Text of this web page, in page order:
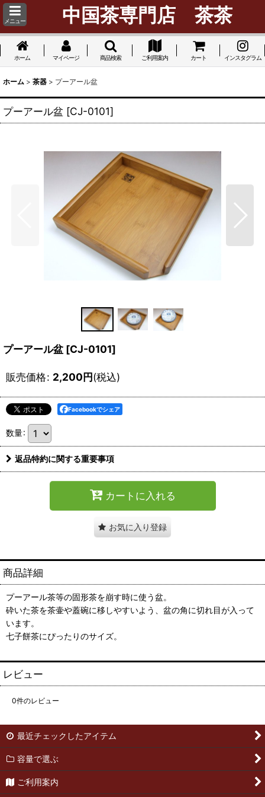
メニュー 中国茶専門店 茶茶
ホーム マイページ 商品検索 ご利用案内 カート インスタグラム
ホーム > 茶器 > プーアール盆
プーアール盆 [CJ-0101]
プーアール盆 [CJ-0101]
販売価格: 2,200円(税込)
Facebookでシェア
数量:
返品特約に関する重要事項
カートに入れる
お気に入り登録
商品詳細
プーアール茶等の固形茶を崩す時に使う盆。
砕いた茶を茶壷や蓋碗に移しやすいよう、盆の角に切れ目が入って
います。
七子餅茶にぴったりのサイズ。
レビュー
0件のレビュー
最近チェックしたアイテム
容量で選ぶ
ご利用案内